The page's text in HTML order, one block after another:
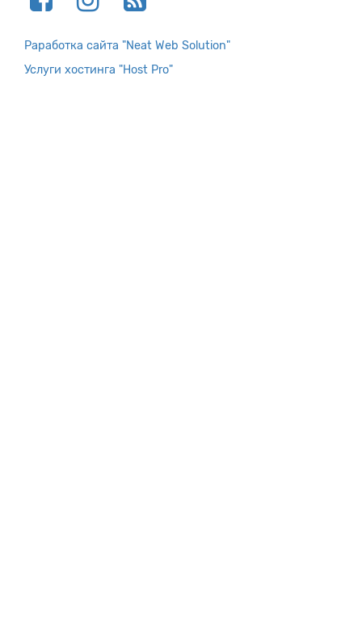
Раработка сайта "Neat Web Solution"
Услуги хостинга "Host Pro"